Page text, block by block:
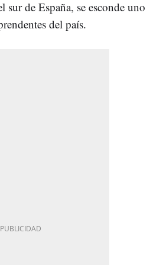
sur de España, se esconde uno
del país.